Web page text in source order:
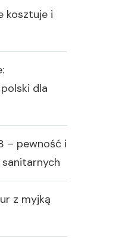
kosztuje i
dla
– pewność i
z myjką